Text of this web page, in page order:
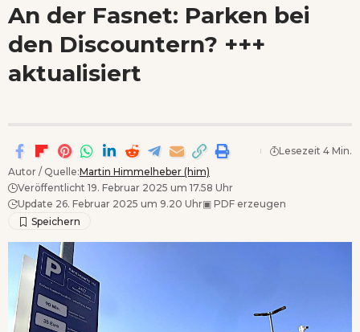
An der Fasnet: Parken bei
den Discountern? +++
aktualisiert
Autor / Quelle:Martin Himmelheber (him)
Veröffentlicht 19. Februar 2025 um 17.58 Uhr
Update 26. Februar 2025 um 9.20 Uhr▣ PDF erzeugen
Lesezeit 4 Min.